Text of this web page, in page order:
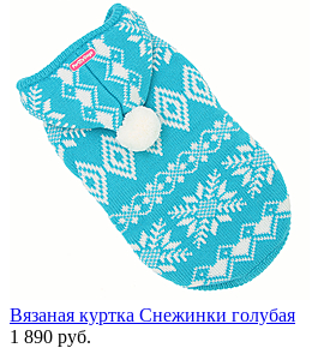
Вязаная куртка Снежинки голубая
1 890 руб.